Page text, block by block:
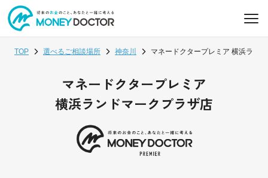
TOP 選べるご相談場所 神奈川 マネードクタープレミア 横浜ラン
マネードクタープレミア
横浜ランドマークプラザ店